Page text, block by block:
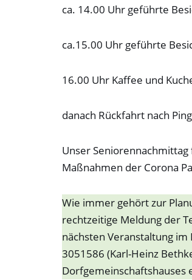
ca. 14.00 Uhr geführte
ca.15.00 Uhr geführte
16.00 Uhr Kaffee und
danach
Unser
Maßnahmen der Corona
Wie immer gehört zur
rechtzeitige Meldung der
nächsten Veranstaltung
3051586 (Karl-Heinz
Dorfgemeinschaftshauses